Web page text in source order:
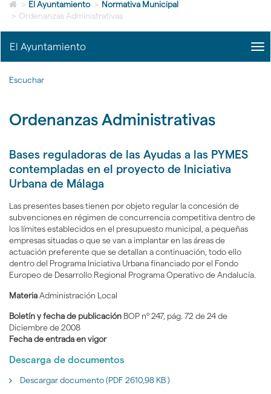
idioma
Icono
de
ir
a
página
> El Ayuntamiento > Normativa Municipal
> Ordenanzas Administrativas
El Ayuntamiento
Escuchar
Ordenanzas Administrativas
Bases reguladoras de las Ayudas a las PYMES
contempladas en el proyecto de Iniciativa
Urbana de Málaga
Las presentes bases tienen por objeto regular la concesión de
subvenciones en régimen de concurrencia competitiva dentro de
los límites establecidos en el presupuesto municipal, a pequeñas
empresas situadas o que se van a implantar en las áreas de
actuación preferente que se detallan a continuación, todo ello
dentro del Programa Iniciativa Urbana financiado por el Fondo
Europeo de Desarrollo Regional Programa Operativo de Andalucía.
MateriaAdministración Local
Boletín y fecha de publicación BOP nº 247, pág. 72 de 24 de
Diciembre de 2008
Fecha de entrada en vigor
Descarga de documentos
Descargar documento (PDF 2610,98 KB )